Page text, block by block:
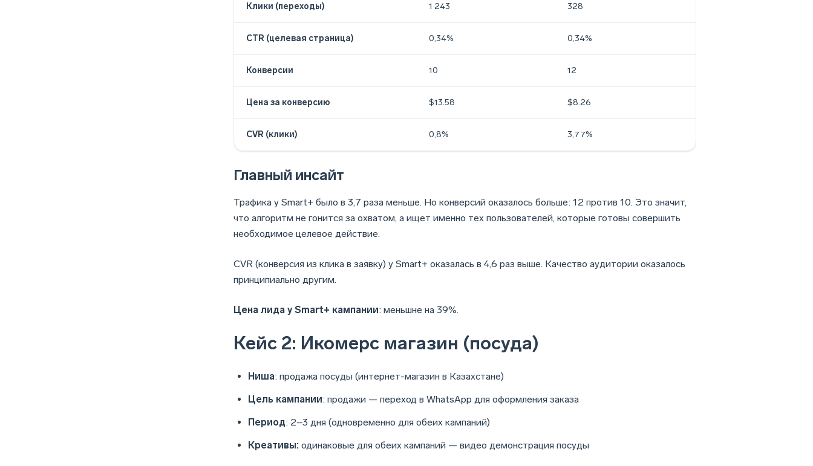
Клики (переходы) 1 243 328
CTR (целевая страница) 0,34% 0,34%
Конверсии 10 12
Цена за конверсию $13.58 $8.26
CVR (клики) 0,8% 3,77%
Главный инсайт
Трафика у Smart+ было в 3,7 раза меньше. Но конверсий оказалось больше: 12 против 10. Это значит,
что алгоритм не гонится за охватом, а ищет именно тех пользователей, которые готовы совершить
необходимое целевое действие.
CVR (конверсия из клика в заявку) у Smart+ оказалась в 4,6 раз выше. Качество аудитории оказалось
принципиально другим.
Цена лида у Smart+ кампании: меньшне на 39%.
Кейс 2: Икомерс магазин (посуда)
Ниша: продажа посуды (интернет-магазин в Казахстане)
Цель кампании: продажи — переход в WhatsApp для оформления заказа
Период: 2–3 дня (одновременно для обеих кампаний)
Креативы: одинаковые для обеих кампаний — видео демонстрация посуды